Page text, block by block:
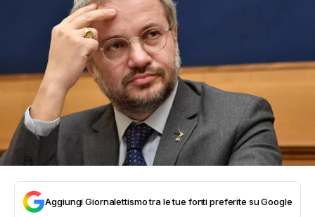
Aggiungi Giornalettismo tra le tue fonti preferite su Google